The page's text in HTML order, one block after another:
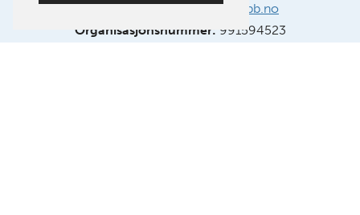
E-post: info@oslokameraklubb.no
Organisasjonsnummer: 991594523